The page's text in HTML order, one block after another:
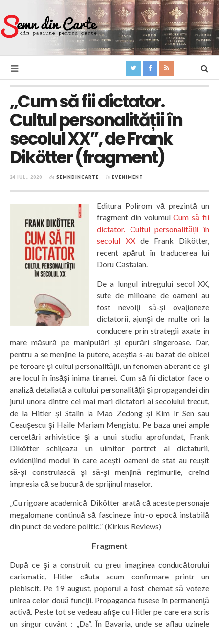
„Cum să fii dictator.
Cultul personalității în
secolul XX”, de Frank
Dikötter (fragment)
24 IUL., 2020 de SEMNDINCARTE în EVENIMENT
Editura Polirom vă prezintă un
fragment din volumulCum să fii
dictator. Cultul personalității în
secolul XXde Frank Dikötter,
recent apărut în traducerea lui
Doru Căstăian.
De a lungul întregului secol XX,
sute de milioane de oameni au
fost nevoiţi să-şi ovaţioneze
dictatorii, ajunşi de multe ori la
conducere prin strategii axate în
mare măsură pe manipulări şi epurări sîngeroase. Dar,
pentru a se menţine la putere, aceştia s-au bazat de obicei
pe teroare şi cultul personalităţii, un fenomen aberant ce-şi
are locul în însăşi inima tiraniei. Cum să fii dictator face o
analiză detaliată a cultului personalităţii şi propagandei din
jurul unora dintre cei mai mari dictatori ai secolului trecut,
de la Hitler şi Stalin la Mao Zedong şi Kim Ir Sen sau
Ceauşescu şi Haile Mariam Mengistu. Pe baza unei ample
cercetări arhivistice şi a unui studiu aprofundat, Frank
Dikötter schiţează un uimitor portret al dictaturii,
evidenţiind modul în care aceşti oameni de stat au reuşit
să-şi construiască şi să-şi menţină regimurile, creînd
impresia că se bucură de sprijinul maselor.
„Cu rigoare academică, Dikötter arată că aceste personaje
megalomane continuă să fascineze într-o epocă instabilă
din punct de vedere politic.” (Kirkus Reviews)
Fragment
După ce şi a construit cu greu imaginea conducătorului
carismatic, Hitler căuta acum confirmare printr un
plebiscit. Pe 19 august, poporul a fost chemat să voteze
unirea celor două funcţii. Propaganda fusese în permanenţă
activă. Peste tot se vedeau afişe cu Hitler pe care era scris
un singur cuvânt : „Da”. În Bavaria, unde se aflau uzinele